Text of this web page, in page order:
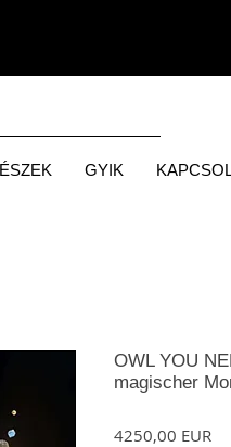
GYIK
OWL YOU
magischer
4250,00 EURÁr